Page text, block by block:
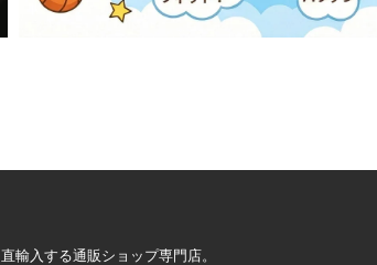
輸入する通販ショップ専門店。